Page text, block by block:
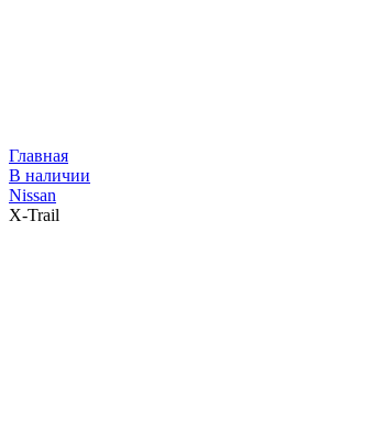
Главная
В наличии
Nissan
X-Trail